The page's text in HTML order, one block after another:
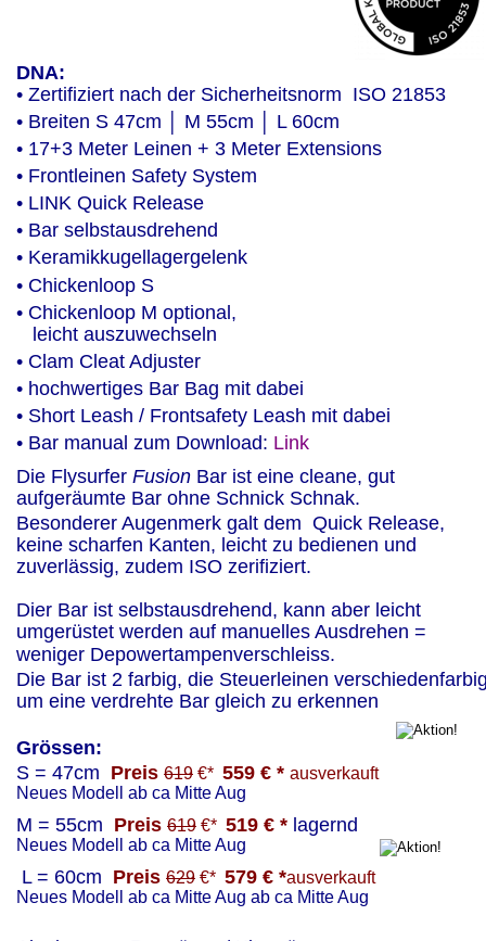
Die Flysurfer Fusion Bar ist eine cleane, gut
aufgeräumte Bar ohne Schnick Schnak.
Besonderer Augenmerk galt dem  Quick Release,
keine scharfen Kanten, leicht zu bedienen und
zuverlässig, zudem ISO zerifiziert.
Dier Bar ist selbstausdrehend, kann aber leicht
umgerüstet werden auf manuelles Ausdrehen =
weniger Depowertampenverschleiss.
Die Bar ist 2 farbig, die Steuerleinen
um eine verdrehte Bar gleich zu erkennen
Grössen:
S = 47cm Preis 619 €* 559 € * ausverkauft
Neues Modell ab ca Mitte Aug
M = 55cm Preis 619 €* 519 € * lagernd
Neues Modell ab ca Mitte Aug
L = 60cm Preis 629 €* 579 € *ausverkauft
Neues Modell ab ca Mitte Aug ab ca Mitte Aug
DNA:
• Zertifiziert nach der Sicherheitsnorm  ISO 21853
• Breiten S 47cm │ M 55cm │ L 60cm
• 17+3 Meter Leinen + 3 Meter Extensions
• Frontleinen Safety System
• LINK Quick Release
• Bar selbstausdrehend
• Keramikkugellagergelenk
• Chickenloop S
• Chickenloop M optional,
   leicht auszuwechseln
• Clam Cleat Adjuster
• hochwertiges Bar Bag mit dabei
• Short Leash / Frontsafety Leash mit dabei
• Bar manual zum Download: Link